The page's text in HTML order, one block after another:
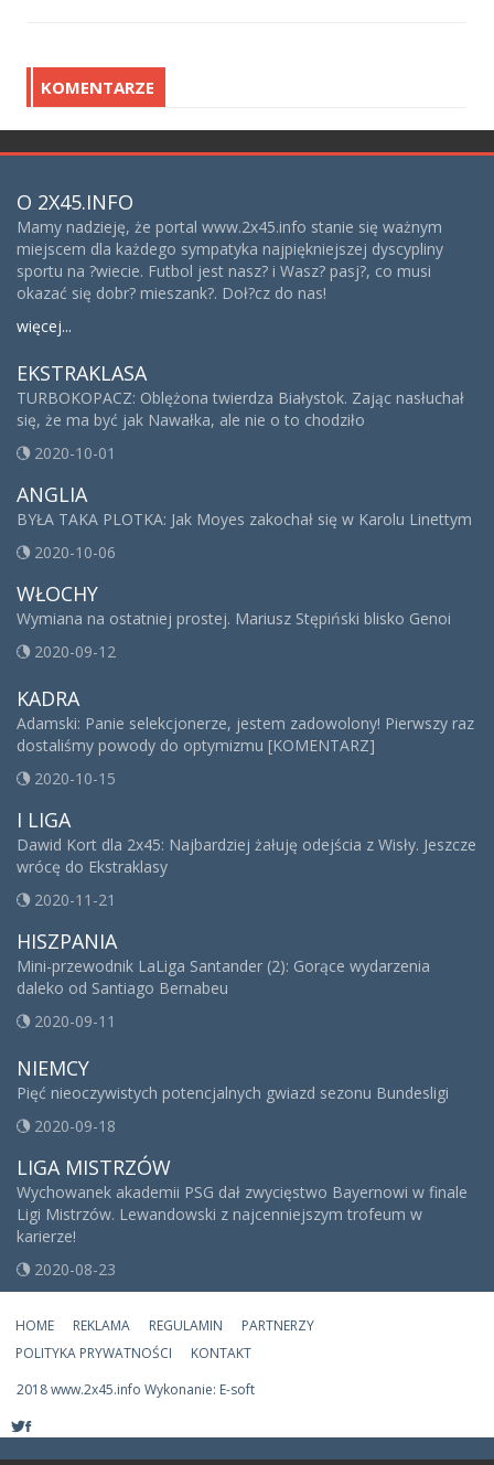
KOMENTARZE
O 2X45.INFO
Mamy nadzieję, że portal www.2x45.info stanie się ważnym
miejscem dla każdego sympatyka najpiękniejszej dyscypliny
sportu na ?wiecie. Futbol jest nasz? i Wasz? pasj?, co musi
okazać się dobr? mieszank?. Doł?cz do nas!
więcej...
EKSTRAKLASA
TURBOKOPACZ: Oblężona twierdza Białystok. Zając nasłuchał
się, że ma być jak Nawałka, ale nie o to chodziło
2020-10-01
ANGLIA
BYŁA TAKA PLOTKA: Jak Moyes zakochał się w Karolu Linettym
2020-10-06
WŁOCHY
Wymiana na ostatniej prostej. Mariusz Stępiński blisko Genoi
2020-09-12
KADRA
Adamski: Panie selekcjonerze, jestem zadowolony! Pierwszy raz
dostaliśmy powody do optymizmu [KOMENTARZ]
2020-10-15
I LIGA
Dawid Kort dla 2x45: Najbardziej żałuję odejścia z Wisły. Jeszcze
wrócę do Ekstraklasy
2020-11-21
HISZPANIA
Mini-przewodnik LaLiga Santander (2): Gorące wydarzenia
daleko od Santiago Bernabeu
2020-09-11
NIEMCY
Pięć nieoczywistych potencjalnych gwiazd sezonu Bundesligi
2020-09-18
LIGA MISTRZÓW
Wychowanek akademii PSG dał zwycięstwo Bayernowi w finale
Ligi Mistrzów. Lewandowski z najcenniejszym trofeum w
karierze!
2020-08-23
HOME REKLAMA REGULAMIN
PARTNERZY
POLITYKA PRYWATNOŚCI
KONTAKT
2018 www.2x45.info Wykonanie: E-soft